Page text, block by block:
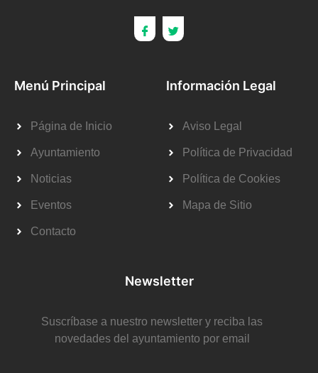
Menú Principal
Página de Inicio
Ayuntamiento
Noticias
Eventos
Contacto
Información Legal
Aviso Legal
Política de Privacidad
Política de Cookies
Mapa de Sitio
Newsletter
Suscríbase a nuestro newsletter y reciba las
novedades del ayuntamiento por email